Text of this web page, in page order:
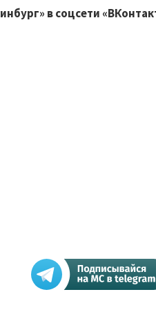
в соцсети